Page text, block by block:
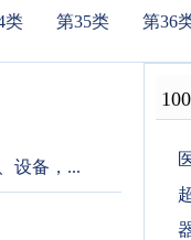
类 第35类 第36
设备，...